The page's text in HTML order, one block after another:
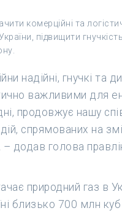
комерційні та
підвищити
надійні, гнучкі та
важливими для
продовжує нашу
спрямованих на
додав голова
природний газ в
близько 700 млн